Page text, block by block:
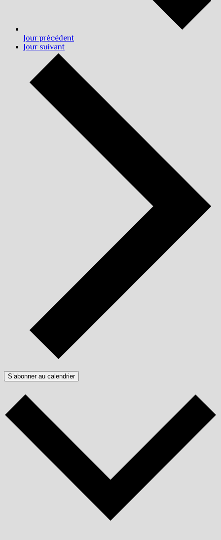
Jour précédent
Jour suivant
S’abonner au calendrier